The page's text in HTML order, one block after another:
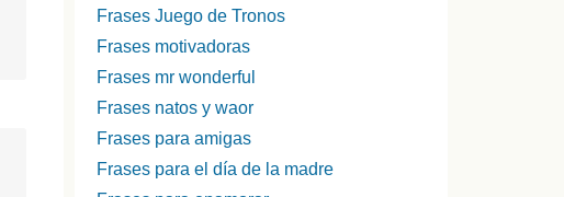
Frases Juego de Tronos
Frases motivadoras
Frases mr wonderful
Frases natos y waor
Frases para amigas
Frases para el día de la madre